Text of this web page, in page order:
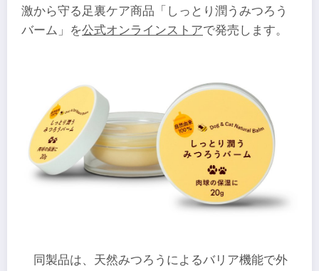
激から守る足裏ケア商品「しっとり潤うみつろう
バーム」を公式オンラインストアで発売します。
同製品は、天然みつろうによるバリア機能で外